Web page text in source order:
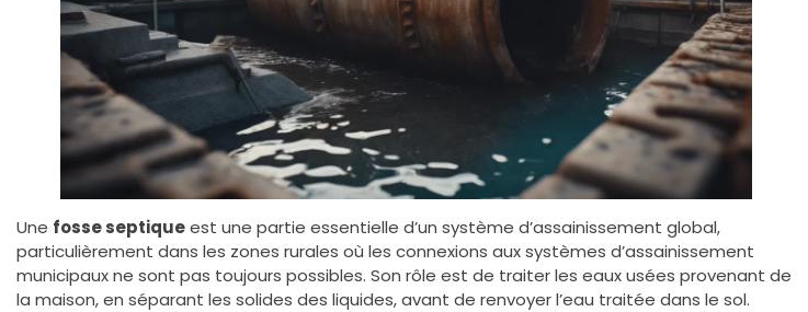
Une fosse septiqueest une partie essentielle d’un système d’assainissement global,
particulièrement dans les zones rurales où les connexions aux systèmes d’assainissement
municipaux ne sont pas toujours possibles. Son rôle est de traiter les eaux usées provenant de
la maison, en séparant les solides des liquides, avant de renvoyer l’eau traitée dans le sol.